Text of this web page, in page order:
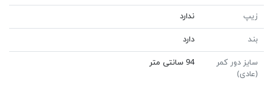
زیپ ندارد
بند دارد
سایز دور کمر
(عادی)
94 سانتی متر